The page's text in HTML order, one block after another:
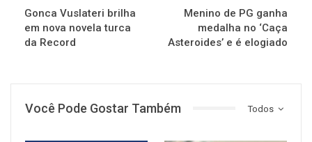
Gonca Vuslateri brilha
em nova novela turca
da Record
Menino de PG ganha
medalha no ‘Caça
Asteroides’ e é elogiado
Todos
Você Pode Gostar Também